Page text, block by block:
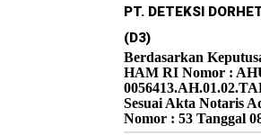
PT. DETEKSI
(D3)
Berdasarkan
HAM RI Nomor :
Sesuai Akta Notaris
Nomor : 53 Tanggal